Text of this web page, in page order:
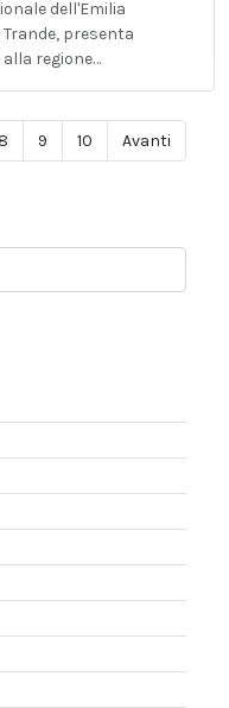
dell'Emilia
presenta
regione…
8 9 10 Avanti